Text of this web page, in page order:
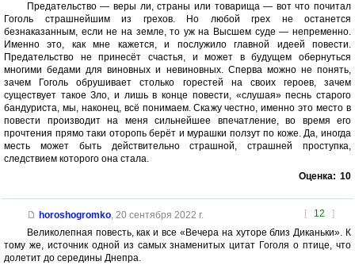
Предательство — веры ли, страны или товарища — вот что почитал
Гоголь страшнейшим из грехов. Но любой грех не останется
безнаказанным, если не на земле, то уж на Высшем суде — непременно.
Именно это, как мне кажется, и послужило главной идеей повести.
Предательство не принесёт счастья, и может в будущем обернуться
многими бедами для виновных и невиновных. Сперва можно не понять,
зачем Гоголь обрушивает столько горестей на своих героев, зачем
существует такое Зло, и лишь в конце повести, «слушая» песнь старого
бандуриста, мы, наконец, всё понимаем. Скажу честно, именно это место в
повести производит на меня сильнейшее впечатление, во время его
прочтения прямо таки оторопь берёт и мурашки ползут по коже. Да, иногда
месть может быть действительно страшной, страшней проступка,
следствием которого она стала.
Оценка: 10
[ 12 ]
horoshogromko, 20 сентября 2022 г.
Великолепная повесть, как и все «Вечера на хуторе близ Диканьки». К
тому же, источник одной из самых знаменитых цитат Гоголя о птице, что
долетит до середины Днепра.